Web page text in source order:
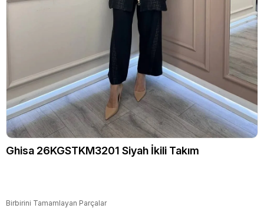
Ghisa 26KGSTKM3201 Siyah İkili Takım
Birbirini Tamamlayan Parçalar